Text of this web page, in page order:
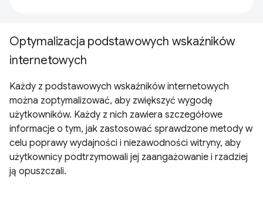
Optymalizacja podstawowych wskaźników
internetowych
Każdy z podstawowych wskaźników internetowych
można zoptymalizować, aby zwiększyć wygodę
użytkowników. Każdy z nich zawiera szczegółowe
informacje o tym, jak zastosować sprawdzone metody w
celu poprawy wydajności i niezawodności witryny, aby
użytkownicy podtrzymowali jej zaangażowanie i rzadziej
ją opuszczali.